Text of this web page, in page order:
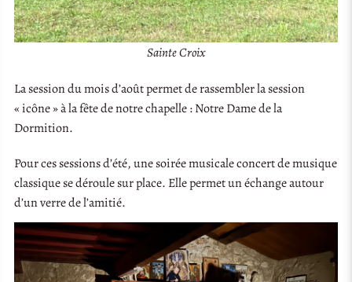
Sainte Croix
La session du mois d’août permet de rassembler la session
« icône » à la fête de notre chapelle : Notre Dame de la
Dormition.
Pour ces sessions d’été, une soirée musicale concert de musique
classique se déroule sur place. Elle permet un échange autour
d’un verre de l’amitié.